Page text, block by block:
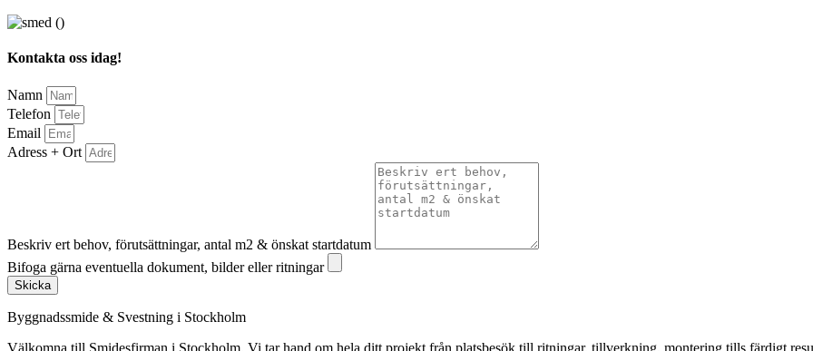
Kontakta oss idag!
Namn
Telefon
Email
Adress + Ort
Beskriv ert behov, förutsättningar, antal m2 & önskat startdatum
Bifoga gärna eventuella dokument, bilder eller ritningar
Skicka
Byggnadssmide & Svestning i Stockholm
Välkomna till Smidesfirman i Stockholm. Vi tar hand om hela ditt projekt från platsbesök till ritningar, tillverkning, montering tills färdigt